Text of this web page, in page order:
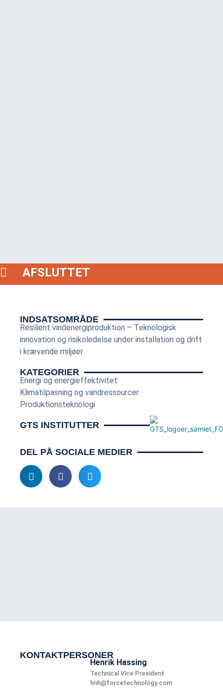
AFSLUTTET
INDSATSOMRÅDE
Resilient vindenergiproduktion – Teknologisk
innovation og risikoledelse under installation og drift
i krævende miljøer
KATEGORIER
Energi og energieffektivitet
Klimatilpasning og vandressourcer
Produktionsteknologi
GTS INSTITUTTER
DEL PÅ SOCIALE MEDIER
KONTAKTPERSONER
Henrik Hassing
Technical Vice President
hnh@forcetechnology.com